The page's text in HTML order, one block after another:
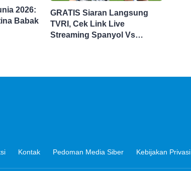
2026:
Babak
GRATIS Siaran Langsung
TVRI, Cek Link Live
Streaming Spanyol Vs
Kontak Pedoman Media Siber Kebijakan Privasi